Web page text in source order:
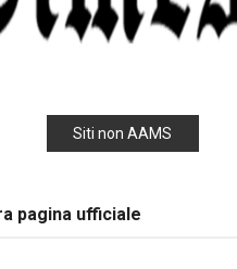
Siti non AAMS
pagina ufficiale